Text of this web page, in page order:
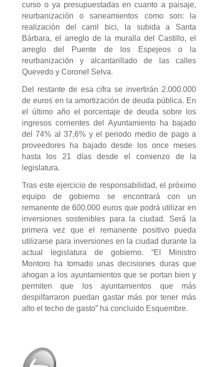
curso o ya presupuestadas en cuanto a paisaje,
reurbanización o saneamientos como son: la
realización del carril bici, la subida a Santa
Bárbara, el arreglo de la muralla del Castillo, el
arreglo del Puente de los Espejeos o la
reurbanización y alcantarillado de las calles
Quevedo y Coronel Selva.
Del restante de esa cifra se invertirán 2.000.000
de euros en la amortización de deuda pública. En
el último año el porcentaje de deuda sobre los
ingresos corrientes del Ayuntamiento ha bajado
del 74% al 37,6% y el periodo medio de pago a
proveedores ha bajado desde los once meses
hasta los 21 días desde el comienzo de la
legislatura.
Tras este ejercicio de responsabilidad, el próximo
equipo de gobierno se encontrará con un
remanente de 600.000 euros que podrá utilizar en
inversiones sostenibles para la ciudad. Será la
primera vez que el remanente positivo pueda
utilizarse para inversiones en la ciudad durante la
actual legislatura de gobierno. “El Ministro
Montoro ha tomado unas decisiones duras que
ahogan a los ayuntamientos que se portan bien y
permiten que los ayuntamientos que más
despilfarraron puedan gastar más por tener más
alto el techo de gasto” ha concluido Esquembre.